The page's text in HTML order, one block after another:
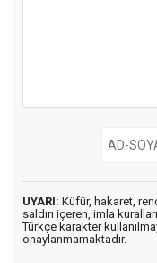
UYARI: Küfür, hakaret,
saldırı içeren, imla
Türkçe karakter
onaylanmamaktadır.